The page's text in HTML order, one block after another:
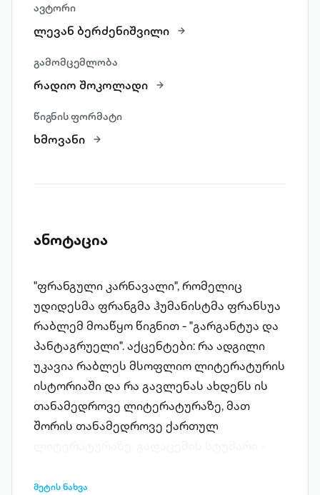
ავტორი
ლევან ბერძენიშვილი
გამომცემლობა
რადიო შოკოლადი
წიგნის ფორმატი
ხმოვანი
ანოტაცია
"ფრანგული კარნავალი", რომელიც
უდიდესმა ფრანგმა ჰუმანისტმა ფრანსუა
რაბლემ მოაწყო წიგნით - "გარგანტუა და
პანტაგრუელი". აქცენტები: რა ადგილი
უკავია რაბლეს მსოფლიო ლიტერატურის
ისტორიაში და რა გავლენას ახდენს ის
თანამედროვე ლიტერატურაზე, მათ
შორის თანამედროვე ქართულ
ლობჟანიძე.
მეტის ნახვა